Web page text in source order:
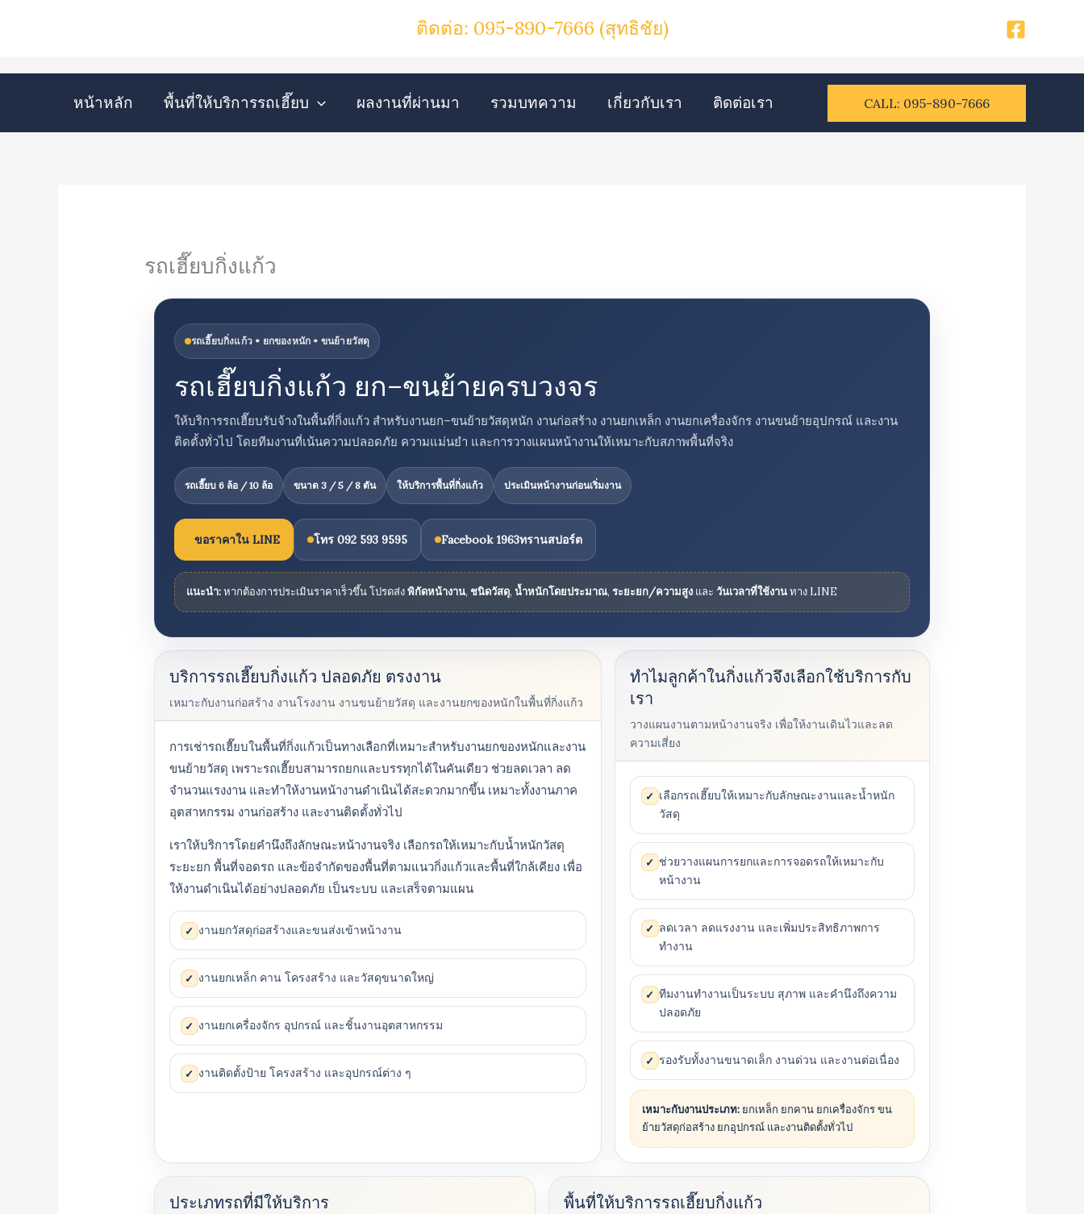
ติดต่อ: 095-890-7666 (สุทธิชัย)
หน้าหลัก พื้นที่ให้บริการรถเฮี๊ยบ ผลงานที่ผ่านมา รวมบทความ เกี่ยวกับเรา ติดต่อเรา​ CALL: 095-890-7666
รถเฮี๊ยบกิ่งแก้ว
รถเฮี๊ยบกิ่งแก้ว • ยกของหนัก • ขนย้ายวัสดุ
รถเฮี๊ยบกิ่งแก้ว ยก–ขนย้ายครบวงจร
ให้บริการรถเฮี๊ยบรับจ้างในพื้นที่กิ่งแก้ว สำหรับงานยก–ขนย้ายวัสดุหนัก งานก่อสร้าง งานยกเหล็ก งานยกเครื่องจักร งานขนย้ายอุปกรณ์ และงาน
ติดตั้งทั่วไป โดยทีมงานที่เน้นความปลอดภัย ความแม่นยำ และการวางแผนหน้างานให้เหมาะกับสภาพพื้นที่จริง
รถเฮี๊ยบ 6 ล้อ / 10 ล้อ ขนาด 3 / 5 / 8 ตัน ให้บริการพื้นที่กิ่งแก้ว ประเมินหน้างานก่อนเริ่มงาน
ขอราคาใน LINE โทร 092 593 9595 Facebook 1963ทรานสปอร์ต
แนะนำ:หากต้องการประเมินราคาเร็วขึ้น โปรดส่งพิกัดหน้างาน, ชนิดวัสดุ, น้ำหนักโดยประมาณ, ระยะยก/ความสูงและ วันเวลาที่ใช้งานทาง LINE
บริการรถเฮี๊ยบกิ่งแก้ว ปลอดภัย ตรงงาน
เหมาะกับงานก่อสร้าง งานโรงงาน งานขนย้ายวัสดุ และงานยกของหนักในพื้นที่กิ่งแก้ว
การเช่ารถเฮี๊ยบในพื้นที่กิ่งแก้วเป็นทางเลือกที่เหมาะสำหรับงานยกของหนักและงาน
ขนย้ายวัสดุ เพราะรถเฮี๊ยบสามารถยกและบรรทุกได้ในคันเดียว ช่วยลดเวลา ลด
จำนวนแรงงาน และทำให้งานหน้างานดำเนินได้สะดวกมากขึ้น เหมาะทั้งงานภาค
อุตสาหกรรม งานก่อสร้าง และงานติดตั้งทั่วไป
เราให้บริการโดยคำนึงถึงลักษณะหน้างานจริง เลือกรถให้เหมาะกับน้ำหนักวัสดุ
ระยะยก พื้นที่จอดรถ และข้อจำกัดของพื้นที่ตามแนวกิ่งแก้วและพื้นที่ใกล้เคียง เพื่อ
ให้งานดำเนินได้อย่างปลอดภัย เป็นระบบ และเสร็จตามแผน
✓ งานยกวัสดุก่อสร้างและขนส่งเข้าหน้างาน
✓ งานยกเหล็ก คาน โครงสร้าง และวัสดุขนาดใหญ่
✓ งานยกเครื่องจักร อุปกรณ์ และชิ้นงานอุตสาหกรรม
✓ งานติดตั้งป้าย โครงสร้าง และอุปกรณ์ต่าง ๆ
ทำไมลูกค้าในกิ่งแก้วจึงเลือกใช้บริการกับ
เรา
วางแผนงานตามหน้างานจริง เพื่อให้งานเดินไวและลด
ความเสี่ยง
✓ เลือกรถเฮี๊ยบให้เหมาะกับลักษณะงานและน้ำหนัก
วัสดุ
✓ ช่วยวางแผนการยกและการจอดรถให้เหมาะกับ
หน้างาน
✓ ลดเวลา ลดแรงงาน และเพิ่มประสิทธิภาพการ
ทำงาน
✓ ทีมงานทำงานเป็นระบบ สุภาพ และคำนึงถึงความ
ปลอดภัย
✓ รองรับทั้งงานขนาดเล็ก งานด่วน และงานต่อเนื่อง
เหมาะกับงานประเภท:ยกเหล็ก ยกคาน ยกเครื่องจักร ขน
ย้ายวัสดุก่อสร้าง ยกอุปกรณ์ และงานติดตั้งทั่วไป
ประเภทรถที่มีให้บริการ พื้นที่ให้บริการรถเฮี๊ยบกิ่งแก้ว